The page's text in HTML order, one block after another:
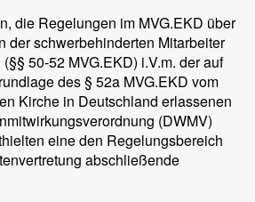
die Regelungen im MVG.EKD über
der schwerbehinderten Mitarbeiter
50-52 MVG.EKD) i.V.m. der auf
des § 52a MVG.EKD vom
Kirche in Deutschland erlassenen
(DWMV)
eine den Regelungsbereich
abschließende